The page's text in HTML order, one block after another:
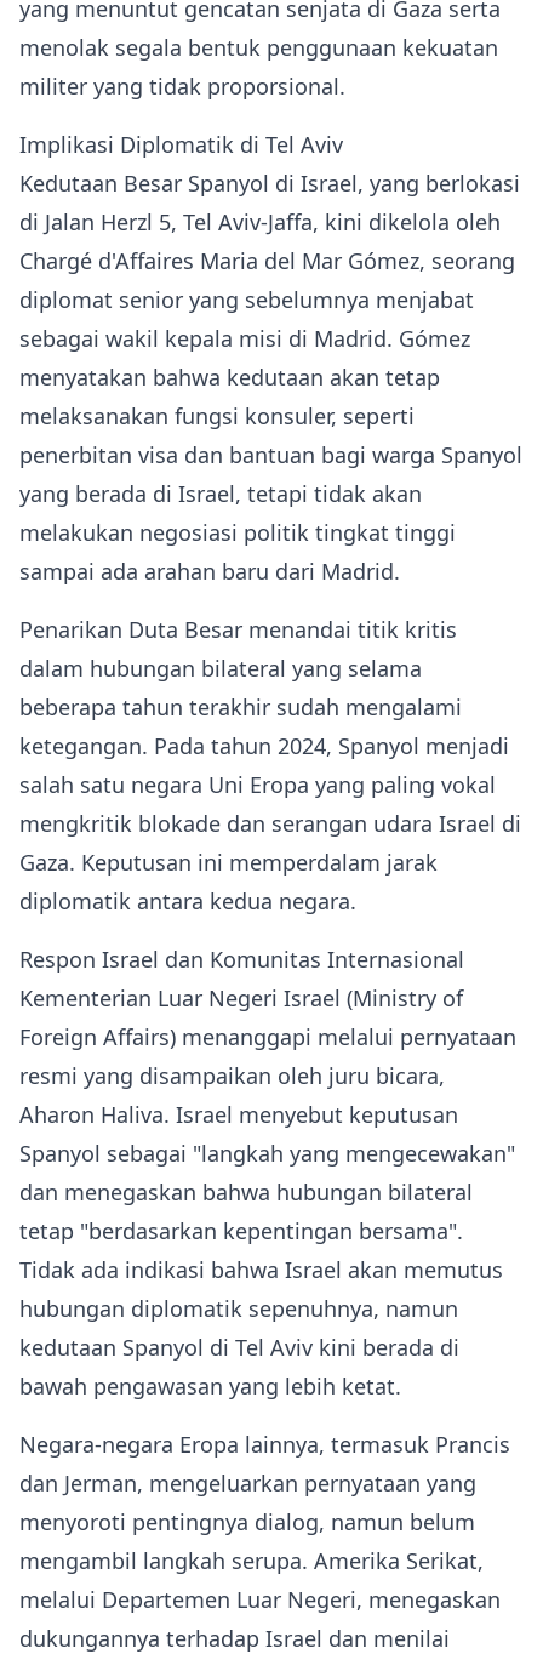
yang menuntut gencatan senjata di Gaza serta
menolak segala bentuk penggunaan kekuatan
militer yang tidak proporsional.
Implikasi Diplomatik di Tel Aviv
Kedutaan Besar Spanyol di Israel, yang berlokasi
di Jalan Herzl 5, Tel Aviv‑Jaffa, kini dikelola oleh
Chargé d'Affaires Maria del Mar Gómez, seorang
diplomat senior yang sebelumnya menjabat
sebagai wakil kepala misi di Madrid. Gómez
menyatakan bahwa kedutaan akan tetap
melaksanakan fungsi konsuler, seperti
penerbitan visa dan bantuan bagi warga Spanyol
yang berada di Israel, tetapi tidak akan
melakukan negosiasi politik tingkat tinggi
sampai ada arahan baru dari Madrid.
Penarikan Duta Besar menandai titik kritis
dalam hubungan bilateral yang selama
beberapa tahun terakhir sudah mengalami
ketegangan. Pada tahun 2024, Spanyol menjadi
salah satu negara Uni Eropa yang paling vokal
mengkritik blokade dan serangan udara Israel di
Gaza. Keputusan ini memperdalam jarak
diplomatik antara kedua negara.
Respon Israel dan Komunitas Internasional
Kementerian Luar Negeri Israel (Ministry of
Foreign Affairs) menanggapi melalui pernyataan
resmi yang disampaikan oleh juru bicara,
Aharon Haliva. Israel menyebut keputusan
Spanyol sebagai "langkah yang mengecewakan"
dan menegaskan bahwa hubungan bilateral
tetap "berdasarkan kepentingan bersama".
Tidak ada indikasi bahwa Israel akan memutus
hubungan diplomatik sepenuhnya, namun
kedutaan Spanyol di Tel Aviv kini berada di
bawah pengawasan yang lebih ketat.
Negara‑negara Eropa lainnya, termasuk Prancis
dan Jerman, mengeluarkan pernyataan yang
menyoroti pentingnya dialog, namun belum
mengambil langkah serupa. Amerika Serikat,
melalui Departemen Luar Negeri, menegaskan
dukungannya terhadap Israel dan menilai